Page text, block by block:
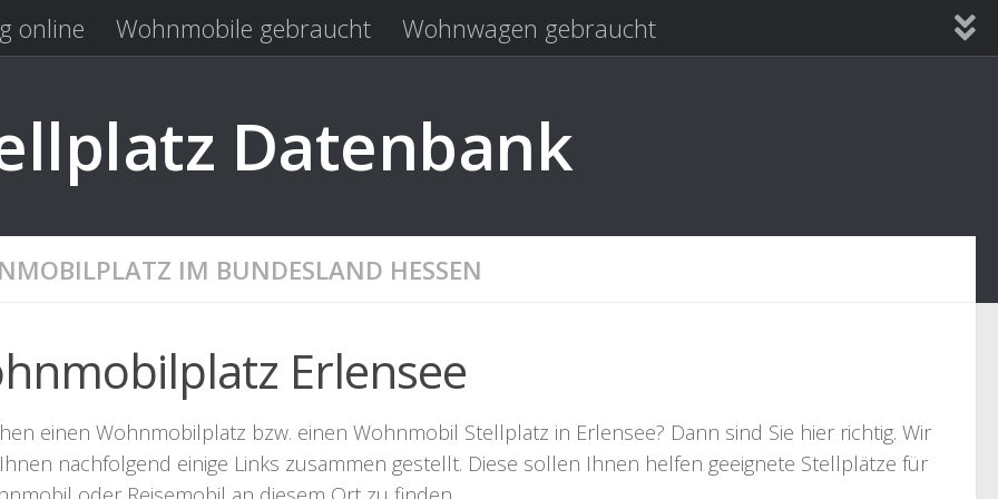
online Wohnmobile gebraucht
Wohnwagen gebraucht
Datenbank
IM BUNDESLAND HESSEN
Erlensee
einen Wohnmobilplatz bzw. einen Wohnmobil Stellplatz in Erlensee? Dann sind Sie hier richtig. Wir
nachfolgend einige Links zusammen gestellt. Diese sollen Ihnen helfen geeignete Stellplätze für